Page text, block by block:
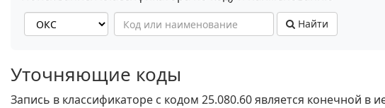
Найти
Уточняющие коды
Запись в классификаторе с кодом 25.080.60 является конечной